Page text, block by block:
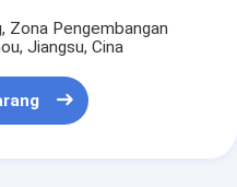
Zona Pengembangan
Jiangsu, Cina